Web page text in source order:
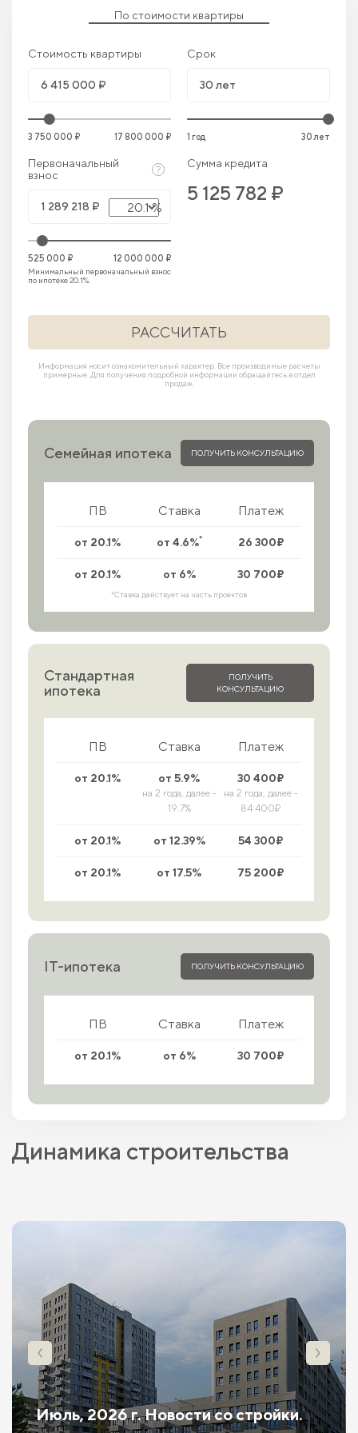
По стоимости квартиры
Стоимость квартиры
3 750 000 ₽ 17 800 000 ₽
Срок
1 год 30 лет
Первоначальный
взнос
20.1 %
525 000 ₽
12 000 000 ₽
Минимальный первоначальный взнос
по ипотеке 20.1%.
Сумма кредита
5 125 782 ₽
РАССЧИТАТЬ
Информация носит ознакомительный характер. Все производимые расчеты
примерные. Для получения подробной информации обращайтесь в отдел
продаж.
Семейная ипотека ПОЛУЧИТЬ КОНСУЛЬТАЦИЮ
ПВ Ставка Платеж
от 20.1% от 4.6%* 26 300₽
от 20.1% от 6% 30 700₽
*Ставка действует на часть проектов
Стандартная
ипотека
ПОЛУЧИТЬ
КОНСУЛЬТАЦИЮ
ПВ Ставка Платеж
от 20.1% от 5.9%
на 2 года, далее -
19.7%
30 400₽
на 2 года, далее -
84 400₽
от 20.1% от 12.39% 54 300₽
от 20.1% от 17.5% 75 200₽
IT-ипотека ПОЛУЧИТЬ КОНСУЛЬТАЦИЮ
ПВ Ставка Платеж
от 20.1% от 6% 30 700₽
Динамика строительства
Июль, 2026 г. Новости со стройки.